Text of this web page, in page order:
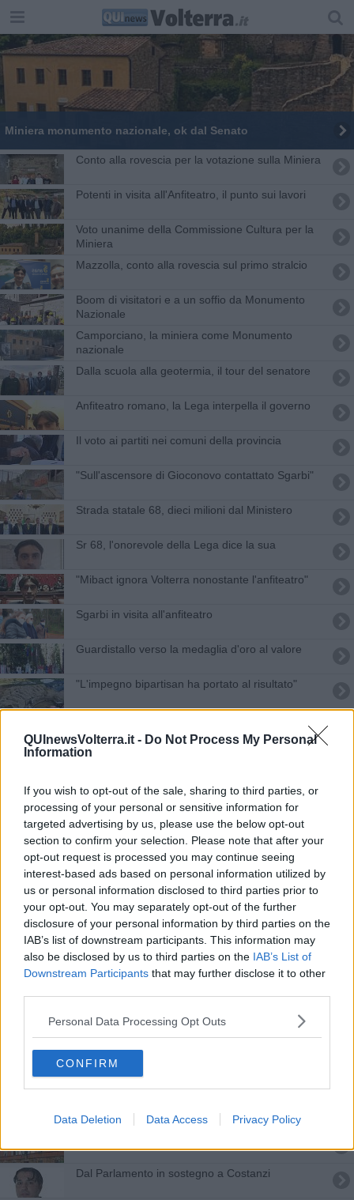
QUInewsVolterra.it - Do Not Process My Personal
Information
If you wish to opt-out of the sale, sharing to third parties, or
processing of your personal or sensitive information for
targeted advertising by us, please use the below opt-out
section to confirm your selection. Please note that after your
opt-out request is processed you may continue seeing
interest-based ads based on personal information utilized by
us or personal information disclosed to third parties prior to
your opt-out. You may separately opt-out of the further
disclosure of your personal information by third parties on the
IAB’s list of downstream participants. This information may
also be disclosed by us to third parties on the IAB’s List of
Downstream Participants that may further disclose it to other
Personal Data Processing Opt Outs
CONFIRM
Data Deletion Data Access Privacy Policy
Miniera monumento nazionale, ok dal Senato
Conto alla rovescia per la votazione sulla Miniera
Potenti in visita all'Anfiteatro, il punto sui lavori
Voto unanime della Commissione Cultura per la
Miniera
Mazzolla, conto alla rovescia sul primo stralcio
Boom di visitatori e a un soffio da Monumento
Nazionale
Camporciano, la miniera come Monumento
nazionale
Dalla scuola alla geotermia, il tour del senatore
Anfiteatro romano, la Lega interpella il governo
Il voto ai partiti nei comuni della provincia
"Sull'ascensore di Gioconovo contattato Sgarbi"
Strada statale 68, dieci milioni dal Ministero
Sr 68, l'onorevole della Lega dice la sua
"Mibact ignora Volterra nonostante l'anfiteatro"
Sgarbi in visita all'anfiteatro
Guardistallo verso la medaglia d'oro al valore
"L'impegno bipartisan ha portato al risultato"
"Una Commissione intercomunale per la linea
Statale 68, spiraglio di luce per la riapertura
Il bypass per la statale 68 in dirittura d'arrivo
Miniera di Caporciano monumento nazionale,
ecco la proposta di legge
Sr68, la Lega suona la carica e flirta con Moschi
La Lega insoddisfatta dalla replica di Ceccarelli
Statale 68 e ferrovia, voto favorevole al Senato
Infrastrutture, il centrodestra lancia il cantiere
Statale 68, il nuovo cantiere durerà 14 mesi
Lega, “La sinistra è finita”
Dal Parlamento in sostegno a Costanzi